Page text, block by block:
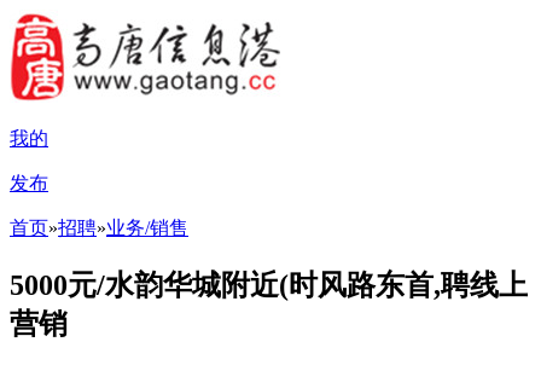
我的
发布
首页»招聘»业务/销售
5000元/水韵华城附近(时风路东首,聘线上
营销